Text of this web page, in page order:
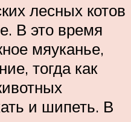
лесных котов
В это время
мяуканье,
тогда как
и шипеть. В